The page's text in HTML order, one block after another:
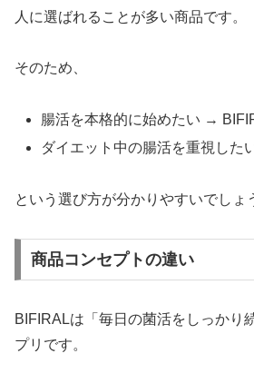
人に選ばれることが多い商品です。
そのため、
腸活を本格的に始めたい →
ダイエット中の腸活を重視した
という選び方が分かりやすいでしょ
商品コンセプトの違い
BIFIRALは「毎日の菌活をしっかり
プリです。